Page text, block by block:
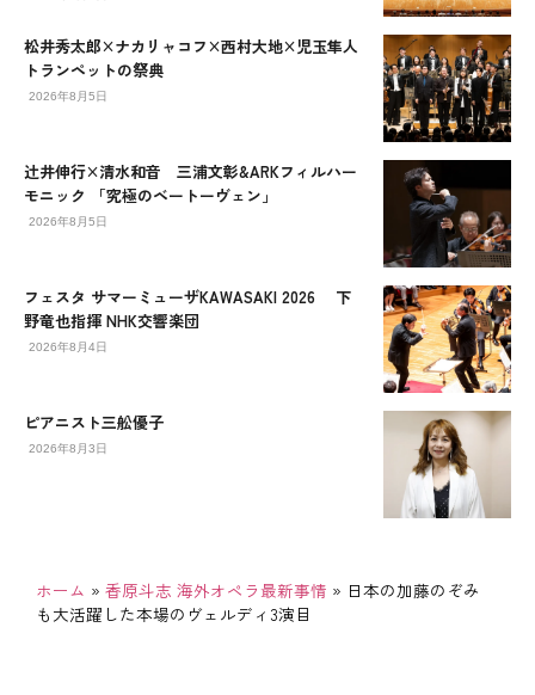
松井秀太郎×ナカリャコフ×西村大地×児玉隼人
トランペットの祭典
2026年8月5日
辻󠄀井伸行×清水和音 三浦文彰&ARKフィルハー
モニック 「究極のベートーヴェン」
2026年8月5日
フェスタ サマーミューザKAWASAKI 2026 下
野竜也指揮 NHK交響楽団
2026年8月4日
ピアニスト三舩優子
2026年8月3日
ホーム » 香原斗志 海外オペラ最新事情 » 日本の加藤のぞみ
も大活躍した本場のヴェルディ3演目